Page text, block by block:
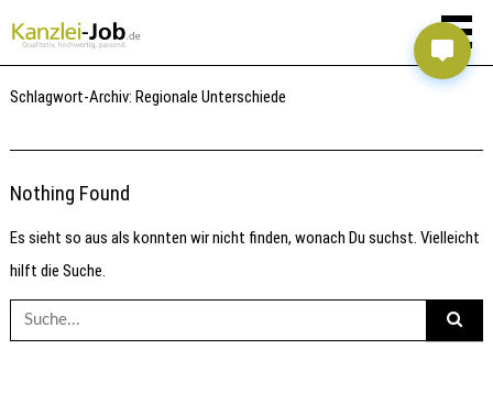
Schlagwort-Archiv:Regionale Unterschiede
Nothing Found
Es sieht so aus als konnten wir nicht finden, wonach Du suchst. Vielleicht
hilft die Suche.
Suche
nach: